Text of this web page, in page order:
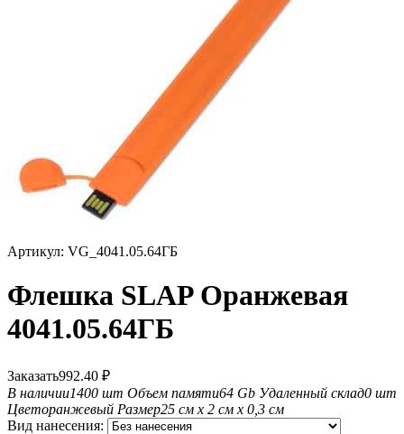
Артикул: VG_4041.05.64ГБ
Флешка SLAP Оранжевая
4041.05.64ГБ
Заказать992.40 ₽
В наличии1400 шт Объем памяти64 Gb Удаленный склад0 шт
Цветоранжевый Размер25 см х 2 см х 0,3 см
Вид нанесения: